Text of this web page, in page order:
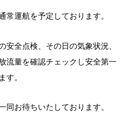
運航を予定しております。
全点検、その日の気象状況、
流量を確認チェックし安全第一
。
お待ちいたしております。